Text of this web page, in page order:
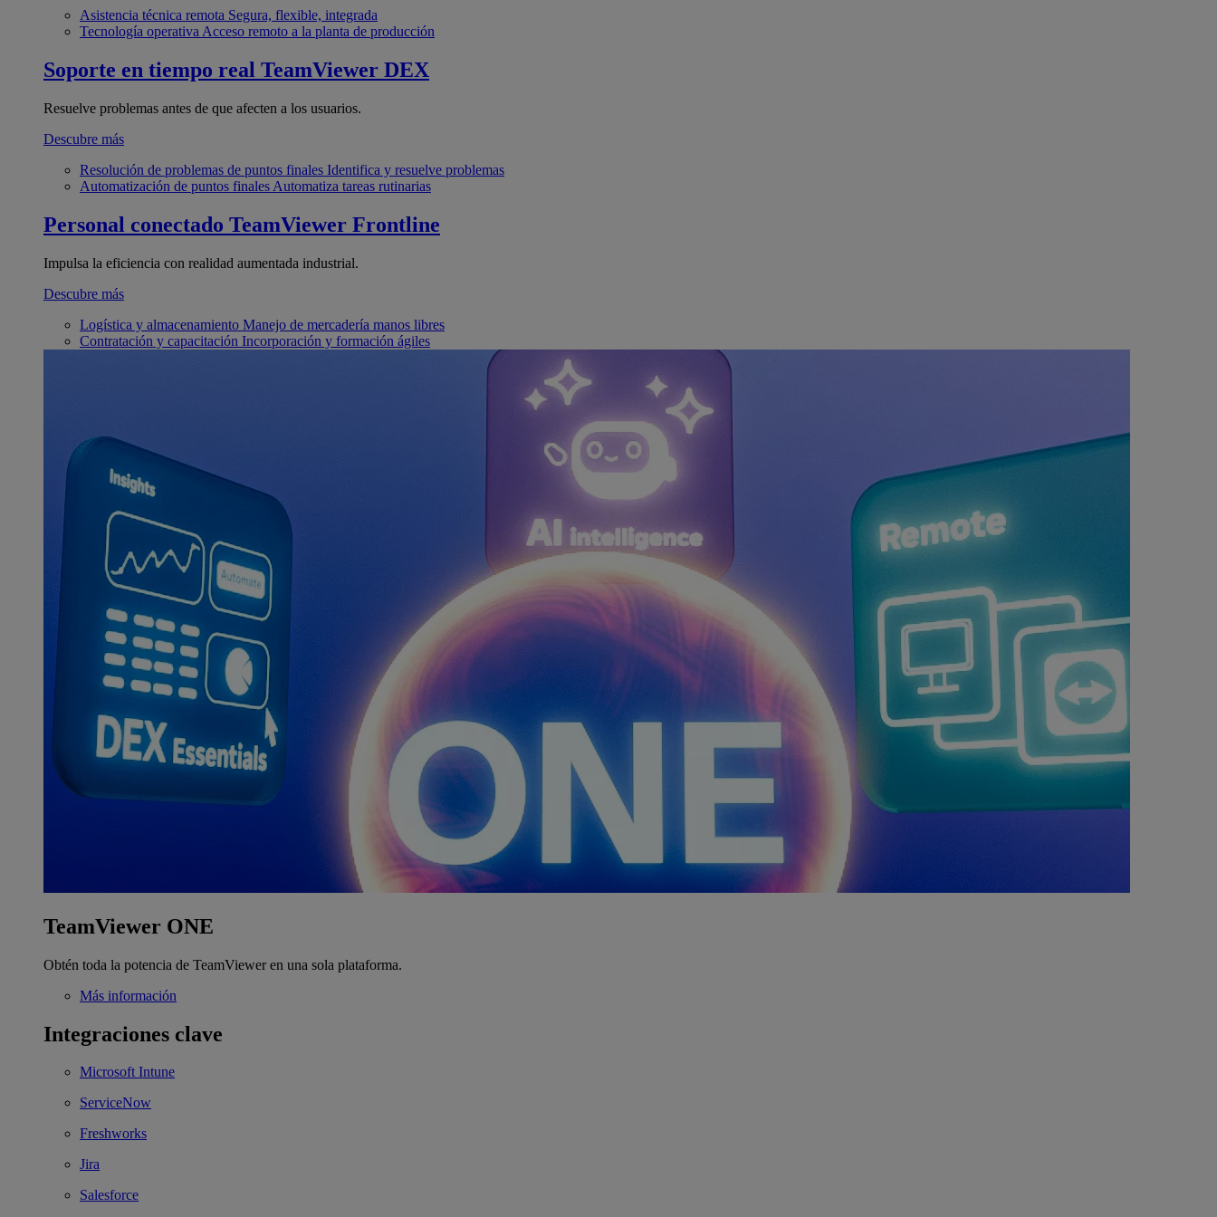
Asistencia técnica remota Segura, flexible, integrada
Tecnología operativa Acceso remoto a la planta de producción
Soporte en tiempo real TeamViewer DEX
Resuelve problemas antes de que afecten a los usuarios.
Descubre más
Resolución de problemas de puntos finales Identifica y resuelve problemas
Automatización de puntos finales Automatiza tareas rutinarias
Personal conectado TeamViewer Frontline
Impulsa la eficiencia con realidad aumentada industrial.
Descubre más
Logística y almacenamiento Manejo de mercadería manos libres
Contratación y capacitación Incorporación y formación ágiles
TeamViewer ONE
Obtén toda la potencia de TeamViewer en una sola plataforma.
Más información
Integraciones clave
Microsoft Intune
ServiceNow
Freshworks
Jira
Salesforce